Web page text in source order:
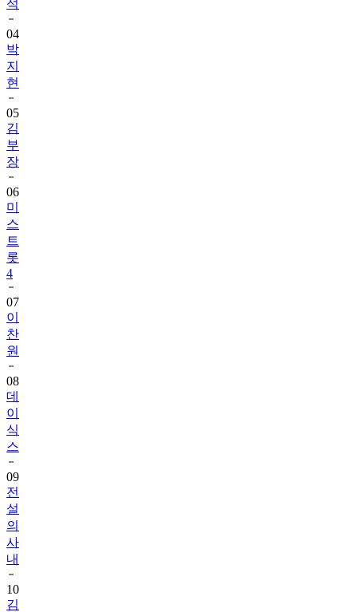
석
04
박
지
현
05
김
부
장
06
미
스
트
롯
4
07
이
찬
원
08
데
이
식
스
09
전
설
의
사
내
10
김